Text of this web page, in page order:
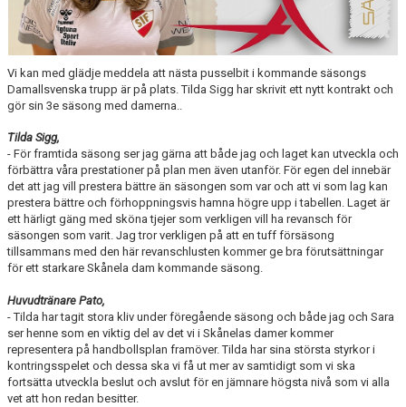
Vi kan med glädje meddela att nästa pusselbit i kommande säsongs
Damallsvenska trupp är på plats. Tilda Sigg har skrivit ett nytt kontrakt och
gör sin 3e säsong med damerna..
Tilda Sigg,
- För framtida säsong ser jag gärna att både jag och laget kan utveckla och
förbättra våra prestationer på plan men även utanför. För egen del innebär
det att jag vill prestera bättre än säsongen som var och att vi som lag kan
prestera bättre och förhoppningsvis hamna högre upp i tabellen. Laget är
ett härligt gäng med sköna tjejer som verkligen vill ha revansch för
säsongen som varit. Jag tror verkligen på att en tuff försäsong
tillsammans med den här revanschlusten kommer ge bra förutsättningar
för ett starkare Skånela dam kommande säsong.
Huvudtränare Pato,
- Tilda har tagit stora kliv under föregående säsong och både jag och Sara
ser henne som en viktig del av det vi i Skånelas damer kommer
representera på handbollsplan framöver. Tilda har sina största styrkor i
kontringsspelet och dessa ska vi få ut mer av samtidigt som vi ska
fortsätta utveckla beslut och avslut för en jämnare högsta nivå som vi alla
vet att hon redan besitter.